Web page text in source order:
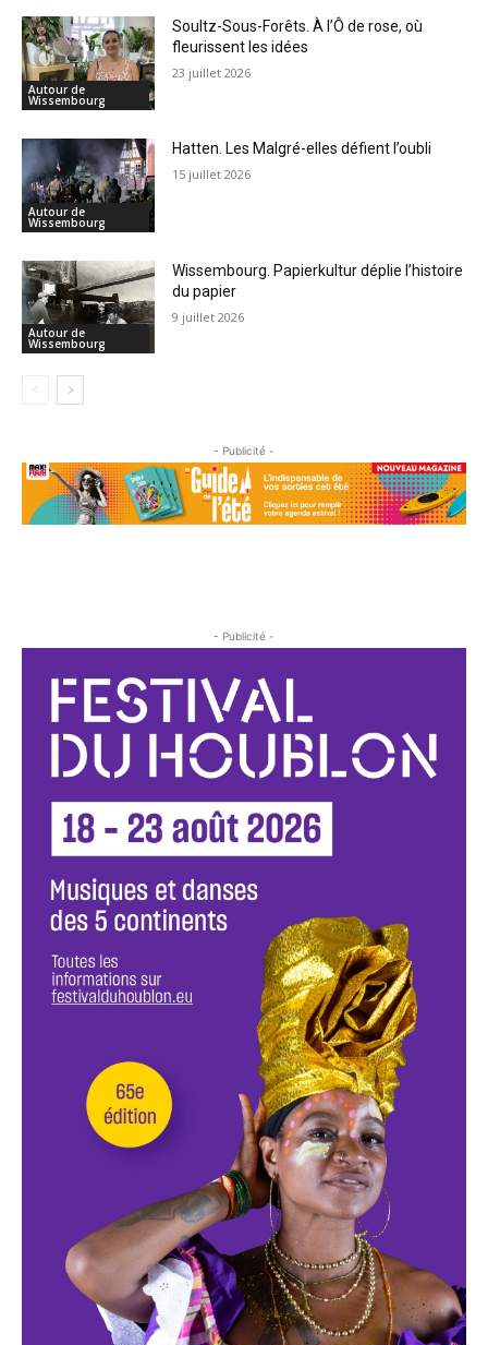
Autour de
Wissembourg
Soultz-Sous-Forêts. À l’Ô de rose, où
fleurissent les idées
23 juillet 2026
Autour de
Wissembourg
Hatten. Les Malgré-elles défient l’oubli
15 juillet 2026
Autour de
Wissembourg
Wissembourg. Papierkultur déplie l’histoire
du papier
9 juillet 2026
- Publicité -
- Publicité -